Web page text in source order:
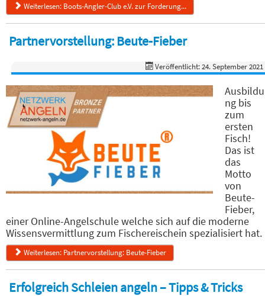
Weiterlesen: Boots-Angler-Club e.V. zur Forderung...
Partnervorstellung: Beute-Fieber
Veröffentlicht: 24. September 2021
Ausbildu
ng bis
zum
ersten
Fisch!
Das ist
das
Motto
von
Beute-
Fieber,
einer Online-Angelschule welche sich auf die moderne
Wissensvermittlung zum Fischereischein spezialisiert hat.
Weiterlesen: Partnervorstellung: Beute-Fieber
Erfolgreich Schleien angeln – Tipps & Tricks